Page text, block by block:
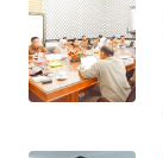
WN
LANGKAT